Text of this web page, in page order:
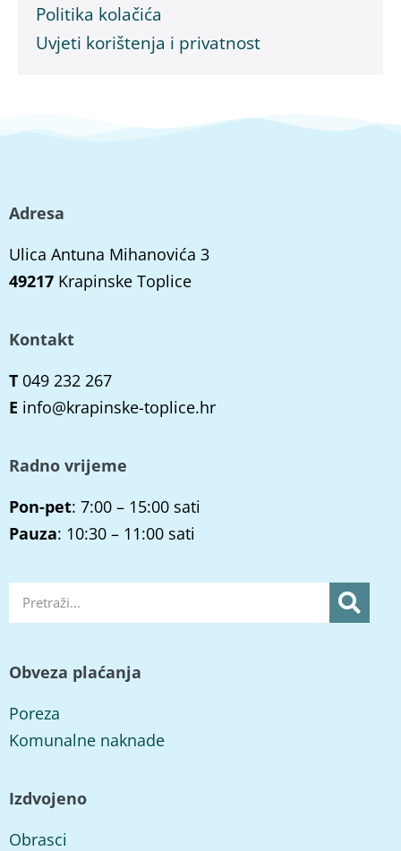
Politika kolačića
Uvjeti korištenja i privatnost
Adresa
Ulica Antuna Mihanovića 3
49217 Krapinske Toplice
Kontakt
T 049 232 267
E info@krapinske-toplice.hr
Radno vrijeme
Pon-pet: 7:00 – 15:00 sati
Pauza: 10:30 – 11:00 sati
Obveza plaćanja
Poreza
Komunalne naknade
Izdvojeno
Obrasci